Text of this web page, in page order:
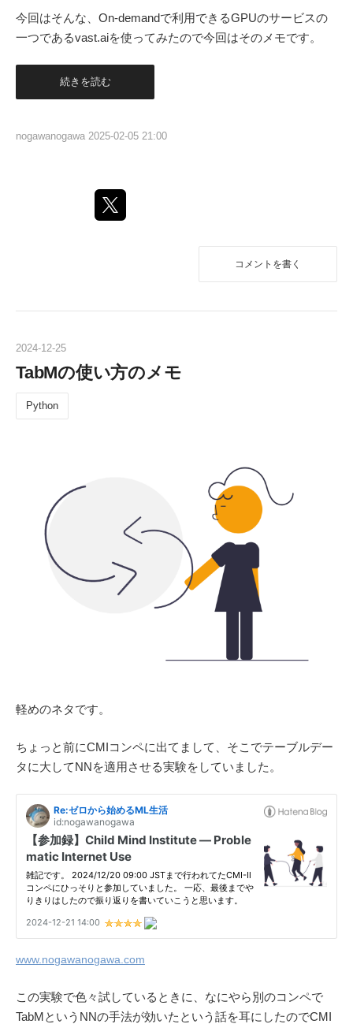
今回はそんな、On-demandで利用できるGPUのサービスの
一つであるvast.aiを使ってみたので今回はそのメモです。
続きを読む
nogawanogawa 2025-02-05 21:00
コメントを書く
2024-12-25
TabMの使い方のメモ
Python
軽めのネタです。
ちょっと前にCMIコンペに出てまして、そこでテーブルデー
タに大してNNを適用させる実験をしていました。
www.nogawanogawa.com
この実験で色々試しているときに、なにやら別のコンペで
TabMというNNの手法が効いたという話を耳にしたのでCMI